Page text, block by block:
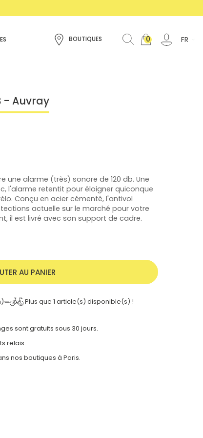
BOUTIQUES 0 FR
- Auvray
une alarme (très) sonore de 120 db. Une
l'alarme retentit pour éloigner quiconque
Conçu en acier cémenté, l'antivol
actuelle sur le marché pour votre
il est livré avec son support de cadre.
AU PANIER
Plus que 1 article(s) disponible(s) !
sont gratuits sous 30 jours.
relais.
nos boutiques à Paris.